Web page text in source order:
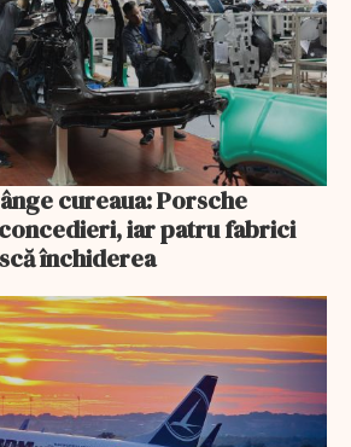
cureaua: Porsche
iar patru fabrici
închiderea